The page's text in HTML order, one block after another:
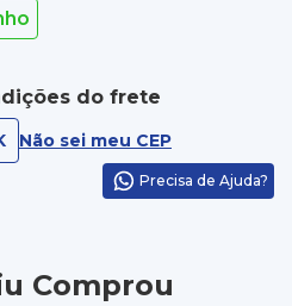
do frete
Não sei meu CEP
Precisa de Ajuda?
Comprou